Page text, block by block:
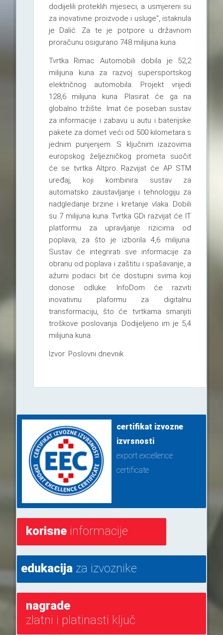
dodijelili proteklih mjeseci, a usmjereni su
za inovativne proizvode i usluge”, istaknula
je Dalić. Za te je potpore u državnom
proračunu osigurano 748 milijuna kuna.
Tvrtka Rimac Automobili dobila je 52,2
milijuna kuna za razvoj supersportskog
električnog automobila. Projekt vrijedi
128,6 milijuna kuna. Plasirat će ga na
globalno tržište. Imat će poseban sustav
za informacije i zabavu u autu i baterijske
pakete za domet veći od 500 kilometara s
jednim punjenjem. S ključnim izazovima
europskog željezničkog prometa suočit
će se tvrtka Altpro. Razvijat će AP STM
uređaj, koji kombinira sustav za
automatsko zaustavljanje i tehnologiju za
nadgledanje brzine i kretanje vlaka. Dobili
su 7 milijuna kuna. Tvrtka GDi razvijat će IT
platformu za upravljanje rizicima od
poplava, za što je izborila 4,6 milijuna.
Sustav će integrirati sve informacije za
obranu od poplava i zaštitu i spašavanje, a
ažurni podaci bit će dostupni svima koji
donose odluke. InfoDom će razviti
inovativnu plaformu za digitalnu
transformaciju, što će tvrtkama smanjiti
troškove poslovanja. Dodijeljeno im je 5,4
milijuna kuna.
Izvor: Poslovni dnevnik
certifikat izvozne
izvrsnosti
export excellence
certificate
korisneinformacije
edukacijaza izvoznike
nagrade
zlatni i platinasti ključ